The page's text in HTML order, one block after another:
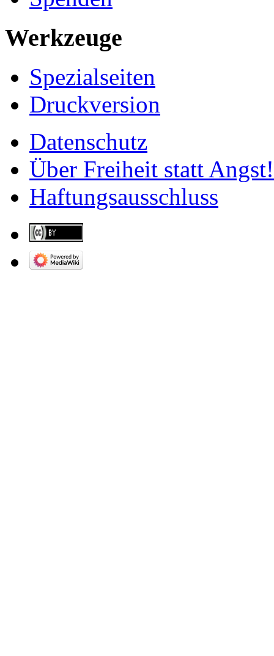
Werkzeuge
Spezialseiten
Druckversion
Datenschutz
Über Freiheit statt Angst!
Haftungsausschluss